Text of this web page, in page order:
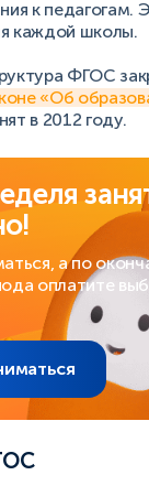
к педагогам.
каждой школы.
ФГОС
«Об
в 2012 году.
а по
оплатите